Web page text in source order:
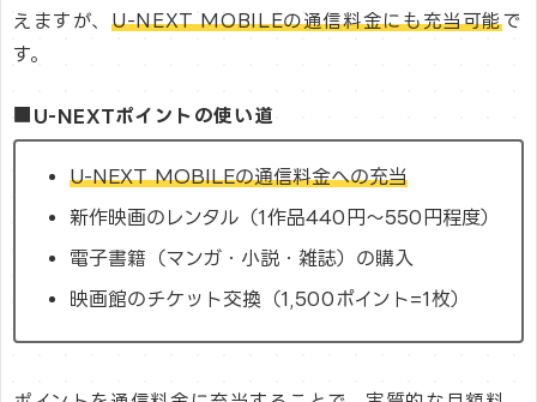
えますが、U-NEXT MOBILEの通信料金にも充当可能で
す。
■U-NEXTポイントの使い道
U-NEXT MOBILEの通信料金への充当
新作映画のレンタル（1作品440円～550円程度）
電子書籍（マンガ・小説・雑誌）の購入
映画館のチケット交換（1,500ポイント=1枚）